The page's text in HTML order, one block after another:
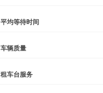
平均等待时间
车辆质量
租车台服务